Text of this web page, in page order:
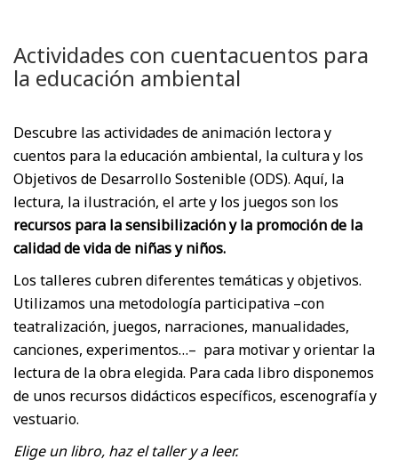
Actividades con cuentacuentos para
la educación ambiental
Descubre las actividades de animación lectora y
cuentos para la educación ambiental, la cultura y los
Objetivos de Desarrollo Sostenible (ODS). Aquí, la
lectura, la ilustración, el arte y los juegos son los
recursos para la sensibilización y la promoción de la
calidad de vida de niñas y niños.
Los talleres cubren diferentes temáticas y objetivos.
Utilizamos una metodología participativa –con
teatralización, juegos, narraciones, manualidades,
canciones, experimentos…– para motivar y orientar la
lectura de la obra elegida. Para cada libro disponemos
de unos recursos didácticos específicos, escenografía y
vestuario.
Elige un libro, haz el taller y a leer.